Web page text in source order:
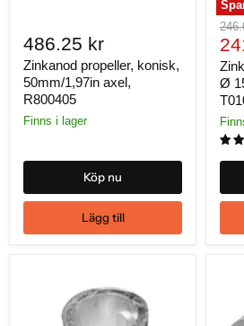
486.25 kr
Zinkanod propeller, konisk,
50mm/1,97in axel,
R800405
Finns i lager
Köp nu
Lägg till
pris
Ø